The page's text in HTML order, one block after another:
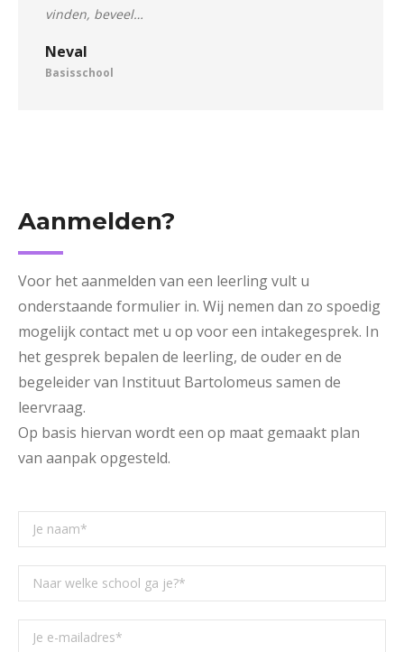
Neval
Basisschool
vinden, beveel…
Aanmelden?
Voor het aanmelden van een leerling vult u
onderstaande formulier in. Wij nemen dan zo spoedig
mogelijk contact met u op voor een intakegesprek. In
het gesprek bepalen de leerling, de ouder en de
begeleider van Instituut Bartolomeus samen de
leervraag.
Op basis hiervan wordt een op maat gemaakt plan
van aanpak opgesteld.